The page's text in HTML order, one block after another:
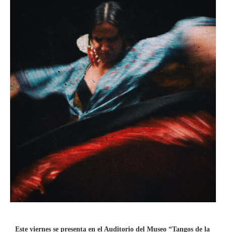
Este viernes se presenta en el Auditorio del Museo “Tangos de la